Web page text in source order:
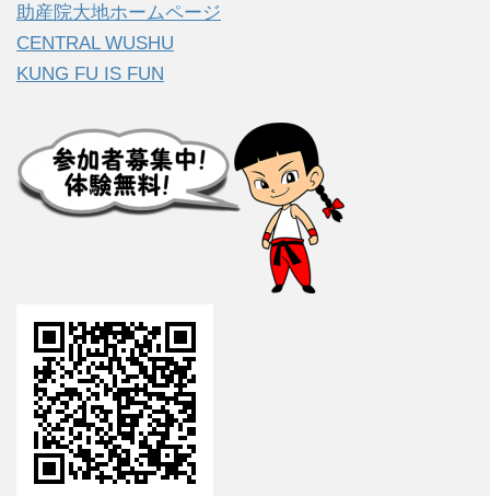
助産院大地ホームページ
CENTRAL WUSHU
KUNG FU IS FUN